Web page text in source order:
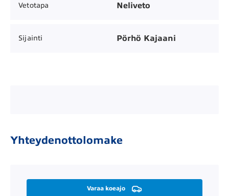
Vetotapa Neliveto
Sijainti Pörhö Kajaani
Yhteydenottolomake
Varaa koeajo